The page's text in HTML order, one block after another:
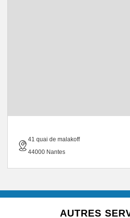
41 quai de malakoff
44000 Nantes
AUTRES